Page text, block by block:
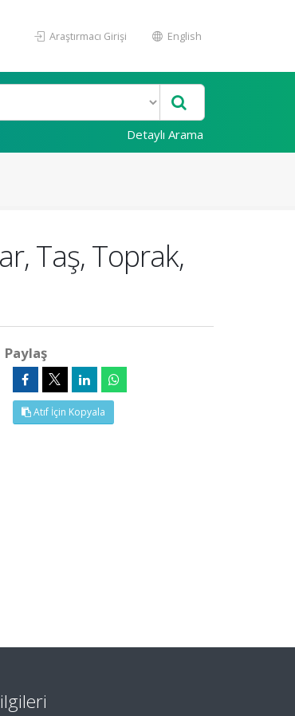
Araştırmacı Girişi English
Detaylı Arama
Taş, Toprak,
Paylaş
Atıf İçin Kopyala